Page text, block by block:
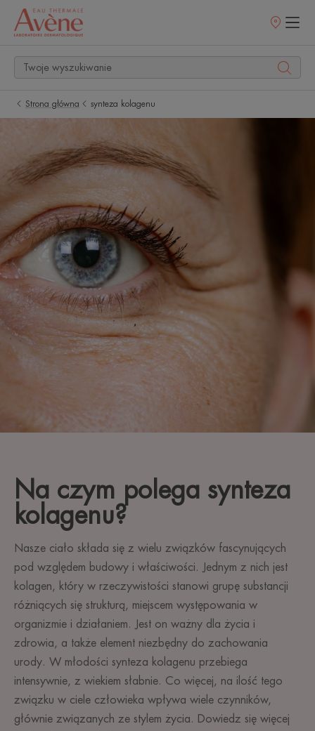
Punkty
Strona główna synteza kolagenu
Na czym polega synteza
kolagenu?
Nasze ciało składa się z wielu związków fascynujących
pod względem budowy i właściwości. Jednym z nich jest
kolagen, który w rzeczywistości stanowi grupę substancji
różniących się strukturą, miejscem występowania w
organizmie i działaniem. Jest on ważny dla życia i
zdrowia, a także element niezbędny do zachowania
urody. W młodości synteza kolagenu przebiega
intensywnie, z wiekiem słabnie. Co więcej, na ilość tego
związku w ciele człowieka wpływa wiele czynników,
głównie związanych ze stylem życia. Dowiedz się więcej